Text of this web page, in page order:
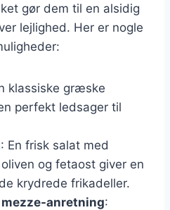
gør dem til en alsidig
lejlighed. Her er nogle
klassiske græske
perfekt ledsager til
: En frisk salat med
og fetaost giver en
krydrede frikadeller.
mezze-anretning: